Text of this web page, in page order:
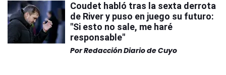
Coudet habló tras la sexta derrota
de River y puso en juego su futuro:
"Si esto no sale, me haré
responsable"
PorRedacción Diario de Cuyo